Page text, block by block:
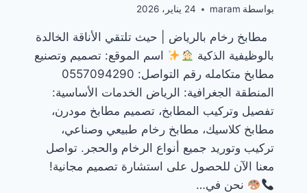
بواسطة maram 24 يناير، 2026
مطابخ رخام بالرياض | حيث تلتقي الأناقة الخالدة
بالوظيفية الذكية
اسم الموقع: تصميم وتصنيع
مطابخ متكامله رقم التواصل: 0557094290
المنطقة الجغرافية: الرياض الخدمات الأساسية:
تفصيل وتركيب المطابخ، تصميم مطابخ مودرن،
مطابخ كلاسيك، مطابخ رخام طبيعي وصناعي،
تركيب وتوريد جميع أنواع الرخام والحجر. تواصل
معنا الآن للحصول على استشارة تصميم مجانية!
نحن في…